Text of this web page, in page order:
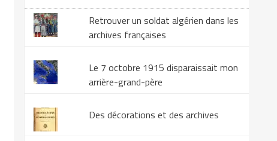
Retrouver un soldat algérien dans les
archives françaises
Le 7 octobre 1915 disparaissait mon
arrière-grand-père
Des décorations et des archives